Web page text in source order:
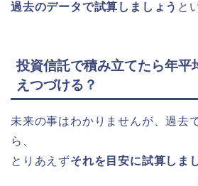
過去のデータで試算しましょう と
投資信託で積み立てたら年平
えつづける？
未来の事はわかりませんが、過去
ら、
とりあえずそれを目安に試算しま